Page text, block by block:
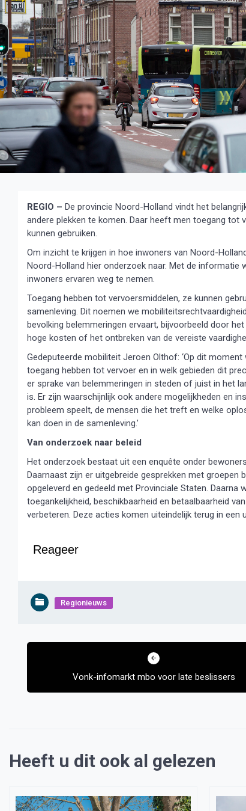
REGIO – De provincie Noord-Holland vindt het
andere plekken te komen. Daar heeft men toegang tot
kunnen gebruiken.
Om inzicht te krijgen in hoe inwoners van Noord-
Noord-Holland hier onderzoek naar. Met de informatie
inwoners ervaren weg te nemen.
Toegang hebben tot vervoersmiddelen, ze kunnen
samenleving. Dit noemen we
bevolking belemmeringen ervaart, bijvoorbeeld door
hoge kosten of het ontbreken van de vereiste
Gedeputeerde mobiliteit Jeroen Olthof: ‘Op dit
toegang hebben tot vervoer en in welk gebieden dit
er sprake van belemmeringen in steden of juist in het
is. Er zijn waarschijnlijk ook andere mogelijkheden en
probleem speelt, de mensen die het treft en welke
kan doen in de samenleving.’
Van onderzoek naar beleid
Het onderzoek bestaat uit een enquête onder
Daarnaast zijn er uitgebreide gesprekken met groepen
opgeleverd en gedeeld met Provinciale Staten.
toegankelijkheid, beschikbaarheid en betaalbaarheid
verbeteren. Deze acties komen uiteindelijk terug in
Reageer
Regionieuws
Bericht
Vonk-infomarkt mbo voor late beslissers
Heeft u dit ook al gelezen